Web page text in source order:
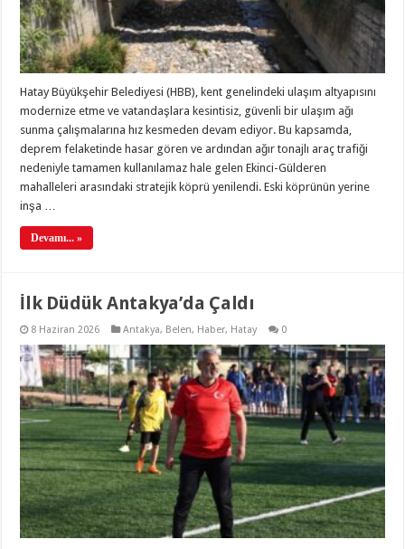
Hatay Büyükşehir Belediyesi (HBB), kent genelindeki ulaşım altyapısını
modernize etme ve vatandaşlara kesintisiz, güvenli bir ulaşım ağı
sunma çalışmalarına hız kesmeden devam ediyor. Bu kapsamda,
deprem felaketinde hasar gören ve ardından ağır tonajlı araç trafiği
nedeniyle tamamen kullanılamaz hale gelen Ekinci-Gülderen
mahalleleri arasındaki stratejik köprü yenilendi. Eski köprünün yerine
inşa …
Devamı... »
İlk Düdük Antakya’da Çaldı
8 Haziran 2026 Antakya, Belen, Haber, Hatay 0